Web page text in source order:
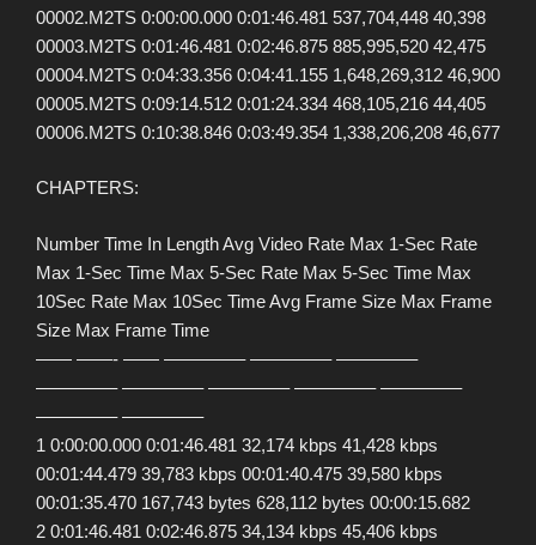
00002.M2TS 0:00:00.000 0:01:46.481 537,704,448 40,398
00003.M2TS 0:01:46.481 0:02:46.875 885,995,520 42,475
00004.M2TS 0:04:33.356 0:04:41.155 1,648,269,312 46,900
00005.M2TS 0:09:14.512 0:01:24.334 468,105,216 44,405
00006.M2TS 0:10:38.846 0:03:49.354 1,338,206,208 46,677
CHAPTERS:
Number Time In Length Avg Video Rate Max 1-Sec Rate
Max 1-Sec Time Max 5-Sec Rate Max 5-Sec Time Max
10Sec Rate Max 10Sec Time Avg Frame Size Max Frame
Size Max Frame Time
—— ——- —— ————– ————– ————–
————– ————– ————– ————– ————–
————– ————–
1 0:00:00.000 0:01:46.481 32,174 kbps 41,428 kbps
00:01:44.479 39,783 kbps 00:01:40.475 39,580 kbps
00:01:35.470 167,743 bytes 628,112 bytes 00:00:15.682
2 0:01:46.481 0:02:46.875 34,134 kbps 45,406 kbps